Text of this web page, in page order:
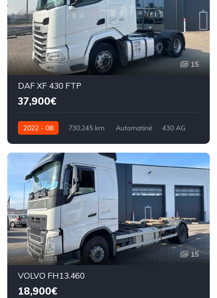
15
DAF XF 430 FTP
37,900€
2022 - 08 730,245 km. Automatinė 430 AG
15
VOLVO FH13.460
18,900€